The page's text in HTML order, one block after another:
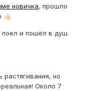
новичка, прошло
👍🏻
поел и пошёл в душ.
растягивания, но
Около 7